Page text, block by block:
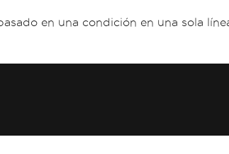
en una condición en una sola